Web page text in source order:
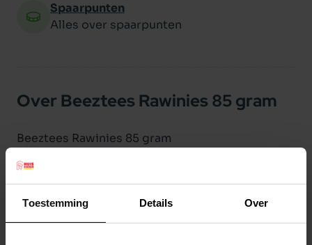
Toestemming Details Over
Spaarpunten
Alles over spaarpunten
Over Beeztees Rawinies 85 gram
Beeztees Rawinies 85 gram
Beeztees Rawinies hondensnack is een heerlijke
kip en rund kan worden gegeven naast de